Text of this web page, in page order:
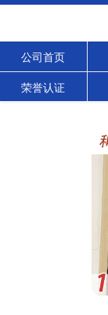
公司首页
荣誉认证